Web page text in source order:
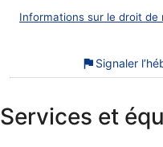
activités peuvent faire
serez qu'à quelques
Galápagos. Vous pourrez
équipements comme
Informations sur le droit de
Signaler
Services et